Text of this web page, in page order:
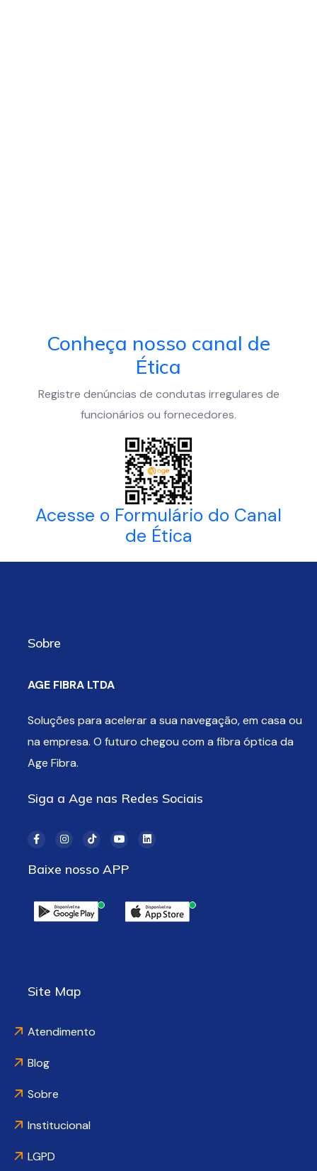
Conheça nosso canal de
Ética
Registre denúncias de condutas irregulares de
funcionários ou fornecedores.
Acesse o Formulário do Canal
de Ética
Sobre
AGE FIBRA LTDA
Soluções para acelerar a sua navegação, em casa ou
na empresa. O futuro chegou com a fibra óptica da
Age Fibra.
Siga a Age nas Redes Sociais
Baixe nosso APP
Site Map
Atendimento
Blog
Sobre
Institucional
LGPD